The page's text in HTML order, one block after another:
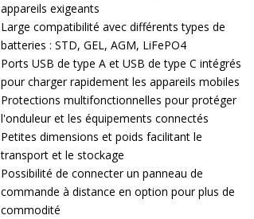
appareils exigeants
Large compatibilité avec différents types de
batteries : STD, GEL, AGM, LiFePO4
Ports USB de type A et USB de type C intégrés
pour charger rapidement les appareils mobiles
Protections multifonctionnelles pour protéger
l'onduleur et les équipements connectés
Petites dimensions et poids facilitant le
transport et le stockage
Possibilité de connecter un panneau de
commande à distance en option pour plus de
commodité